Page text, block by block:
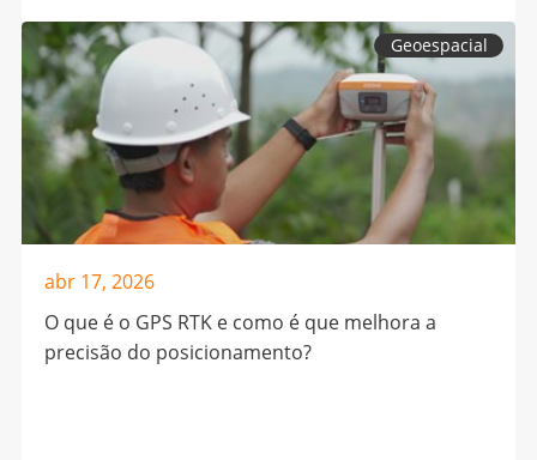
Geoespacial
abr 17, 2026
O que é o GPS RTK e como é que melhora a
precisão do posicionamento?